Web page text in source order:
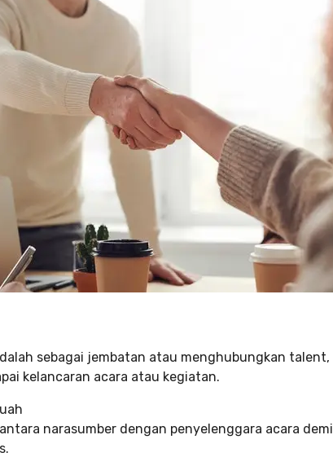
sebagai jembatan atau menghubungkan talent,
kelancaran acara atau kegiatan.
narasumber dengan penyelenggara acara demi